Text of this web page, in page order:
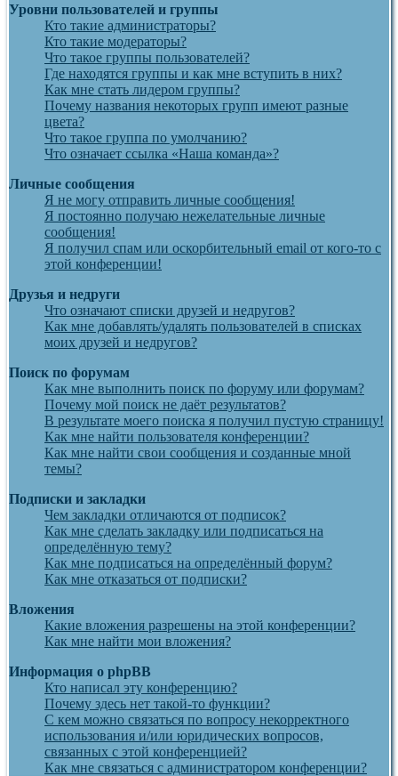
Уровни пользователей и группы
Кто такие администраторы?
Кто такие модераторы?
Что такое группы пользователей?
Где находятся группы и как мне вступить в них?
Как мне стать лидером группы?
Почему названия некоторых групп имеют разные
цвета?
Что такое группа по умолчанию?
Что означает ссылка «Наша команда»?
Личные сообщения
Я не могу отправить личные сообщения!
Я постоянно получаю нежелательные личные
сообщения!
Я получил спам или оскорбительный email от кого-то с
этой конференции!
Друзья и недруги
Что означают списки друзей и недругов?
Как мне добавлять/удалять пользователей в списках
моих друзей и недругов?
Поиск по форумам
Как мне выполнить поиск по форуму или форумам?
Почему мой поиск не даёт результатов?
В результате моего поиска я получил пустую страницу!
Как мне найти пользователя конференции?
Как мне найти свои сообщения и созданные мной
темы?
Подписки и закладки
Чем закладки отличаются от подписок?
Как мне сделать закладку или подписаться на
определённую тему?
Как мне подписаться на определённый форум?
Как мне отказаться от подписки?
Вложения
Какие вложения разрешены на этой конференции?
Как мне найти мои вложения?
Информация о phpBB
Кто написал эту конференцию?
Почему здесь нет такой-то функции?
С кем можно связаться по вопросу некорректного
использования и/или юридических вопросов,
связанных с этой конференцией?
Как мне связаться с администратором конференции?